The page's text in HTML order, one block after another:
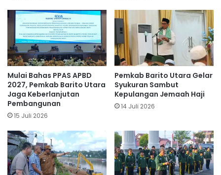
Mulai Bahas PPAS APBD
2027, Pemkab Barito Utara
Jaga Keberlanjutan
Pembangunan
15 Juli 2026
Pemkab Barito Utara Gelar
Syukuran Sambut
Kepulangan Jemaah Haji
14 Juli 2026